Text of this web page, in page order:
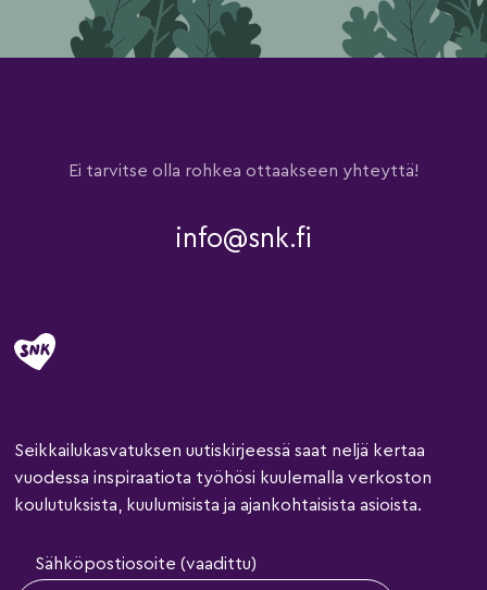
Ei tarvitse olla rohkea ottaakseen yhteyttä!
info@snk.fi
Seikkailukasvatuksen uutiskirjeessä saat neljä kertaa
vuodessa inspiraatiota työhösi kuulemalla verkoston
koulutuksista, kuulumisista ja ajankohtaisista asioista.
Sähköpostiosoite (vaadittu)